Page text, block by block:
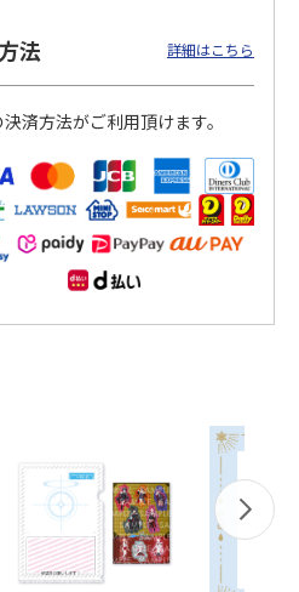
法 詳細はこちら
済方法がご利用頂けます。